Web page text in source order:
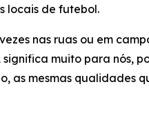
locais de futebol.
nas ruas ou em
muito para nós,
as mesmas qualidades